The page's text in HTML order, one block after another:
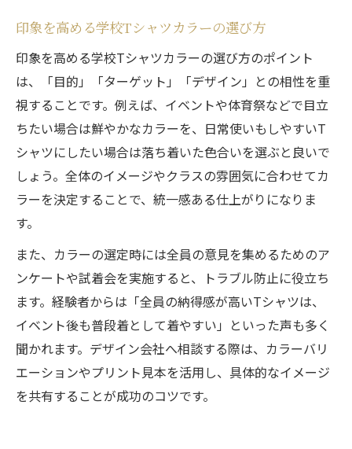
印象を高める学校Tシャツカラーの選び方
印象を高める学校Tシャツカラーの選び方のポイント
は、「目的」「ターゲット」「デザイン」との相性を重
視することです。例えば、イベントや体育祭などで目立
ちたい場合は鮮やかなカラーを、日常使いもしやすいT
シャツにしたい場合は落ち着いた色合いを選ぶと良いで
しょう。全体のイメージやクラスの雰囲気に合わせてカ
ラーを決定することで、統一感ある仕上がりになりま
す。
また、カラーの選定時には全員の意見を集めるためのア
ンケートや試着会を実施すると、トラブル防止に役立ち
ます。経験者からは「全員の納得感が高いTシャツは、
イベント後も普段着として着やすい」といった声も多く
聞かれます。デザイン会社へ相談する際は、カラーバリ
エーションやプリント見本を活用し、具体的なイメージ
を共有することが成功のコツです。